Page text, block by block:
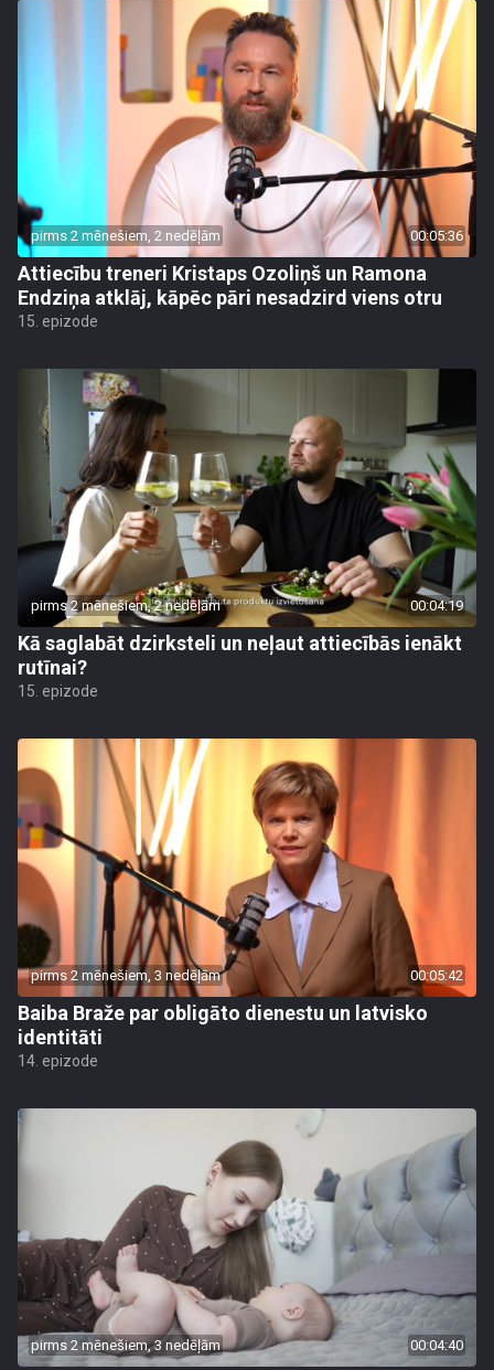
pirms 2 mēnešiem, 2 nedēļām 00:05:36
Attiecību treneri Kristaps Ozoliņš un Ramona
Endziņa atklāj, kāpēc pāri nesadzird viens otru
15. epizode
pirms 2 mēnešiem, 2 nedēļām 00:04:19
Kā saglabāt dzirksteli un neļaut attiecībās ienākt
rutīnai?
15. epizode
pirms 2 mēnešiem, 3 nedēļām 00:05:42
Baiba Braže par obligāto dienestu un latvisko
identitāti
14. epizode
pirms 2 mēnešiem, 3 nedēļām 00:04:40